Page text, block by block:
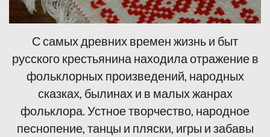
С самых древних времен жизнь и быт
русского крестьянина находила отражение в
фольклорных произведений, народных
сказках, былинах и в малых жанрах
фольклора. Устное творчество, народное
песнопение, танцы и пляски, игры и забавы